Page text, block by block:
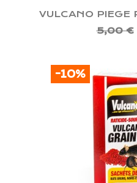
VULCANO PIEGE
5,00 €
-10%